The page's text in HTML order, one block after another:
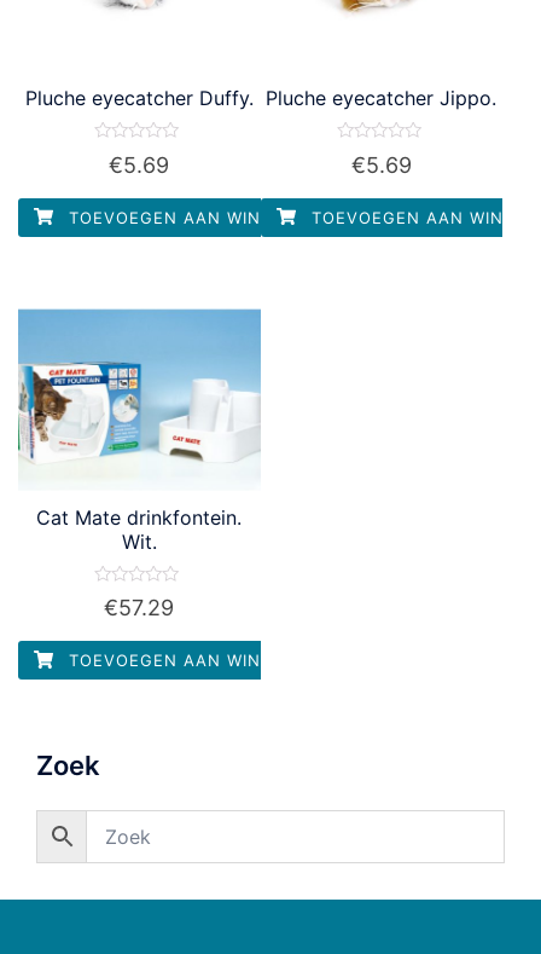
Pluche eyecatcher Duffy.
Waardering
5
€5.69
TOEVOEGEN AAN WINKELWAGEN
Pluche eyecatcher Jippo.
Waardering
5
€5.69
TOEVOEGEN AAN
Cat Mate drinkfontein.
Wit.
Waardering
5
€57.29
TOEVOEGEN AAN WINKELWAGEN
Zoek